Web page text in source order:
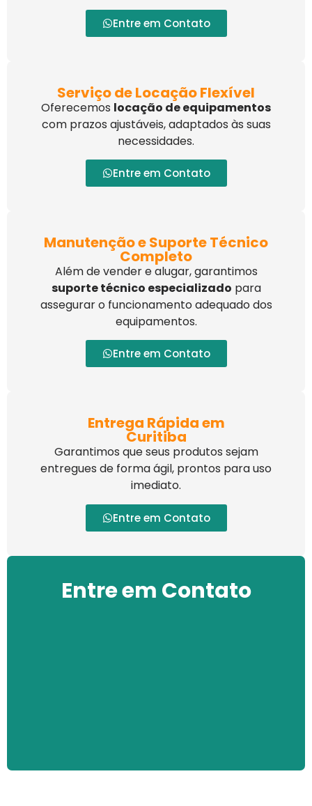
Entre em Contato
Serviço de Locação Flexível
Oferecemos locação de equipamentos
com prazos ajustáveis, adaptados às suas
necessidades.
Entre em Contato
Manutenção e Suporte Técnico
Completo
Além de vender e alugar, garantimos
suporte técnico especializado para
assegurar o funcionamento adequado dos
equipamentos.
Entre em Contato
Entrega Rápida em
Curitiba
Garantimos que seus produtos sejam
entregues de forma ágil, prontos para uso
imediato.
Entre em Contato
Entre em Contato